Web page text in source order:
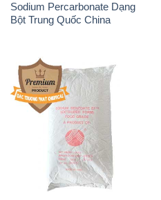
Sodium Percarbonate Dạng
Bột Trung Quốc China